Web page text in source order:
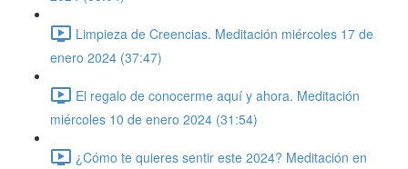
Limpieza de Creencias. Meditación miércoles 17 de
enero 2024 (37:47)
El regalo de conocerme aquí y ahora. Meditación
miércoles 10 de enero 2024 (31:54)
¿Cómo te quieres sentir este 2024? Meditación en